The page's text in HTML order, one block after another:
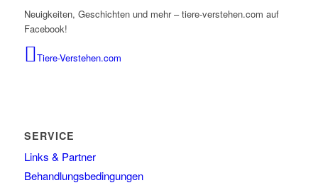
Neuigkeiten, Geschichten und mehr – tiere-verstehen.com auf
Facebook!
Tiere-Verstehen.com
SERVICE
Links & Partner
Behandlungsbedingungen